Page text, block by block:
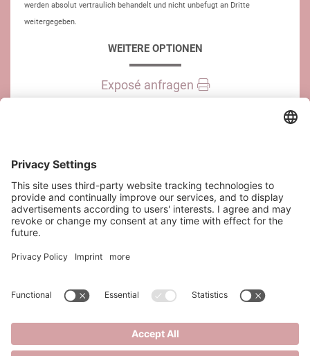
werden absolut vertraulich behandelt und nicht unbefugt an Dritte
weitergegeben.
WEITERE OPTIONEN
Exposé anfragen
KONTAKT
SAQURA Immobilien GmbH
1030 Wien
+43 6644545920
Datenschutz Datenschutzeinstellungen